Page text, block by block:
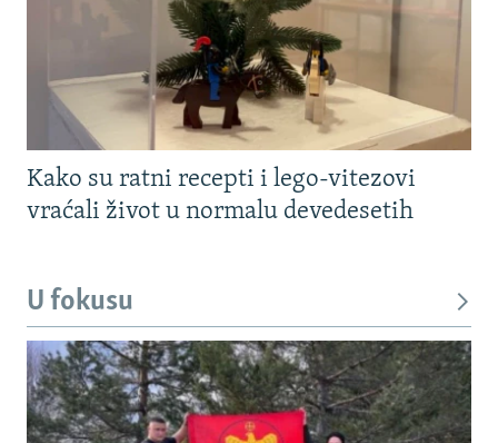
Kako su ratni recepti i lego-vitezovi
vraćali život u normalu devedesetih
U fokusu